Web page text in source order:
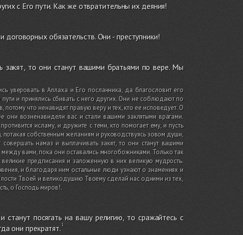
с Его пути. Как же отвратительны их деяния!
обязательств. Они - преступники!
закят, то они станут вашими братьями по вере. Мы
уверовать в Аллаха и Его посланника, да благословит его
и принялись сбивать с него других. Они не соблюдают по
что ненавидят правую веру и тех, кто ее исповедует. О
они возненавидели вас и стали вашими заклятыми врагами.
исламу, и дружите с теми, кто помогает ему, и пусть
собственным желаниям и руководствуясь зовом души,
намаз и выплачивать закят, то они станут вашими
вами, пока они оставались многобожниками. Только так
предписания и заложенную в них великую мудрость.
и благодаря ним остальные люди узнают о знамениях и
Твоей и великодушию Твоему сделай нас одними из тех,
о Господь миров!.
посягать на вашу религию, то сражайтесь с
они прекратят.